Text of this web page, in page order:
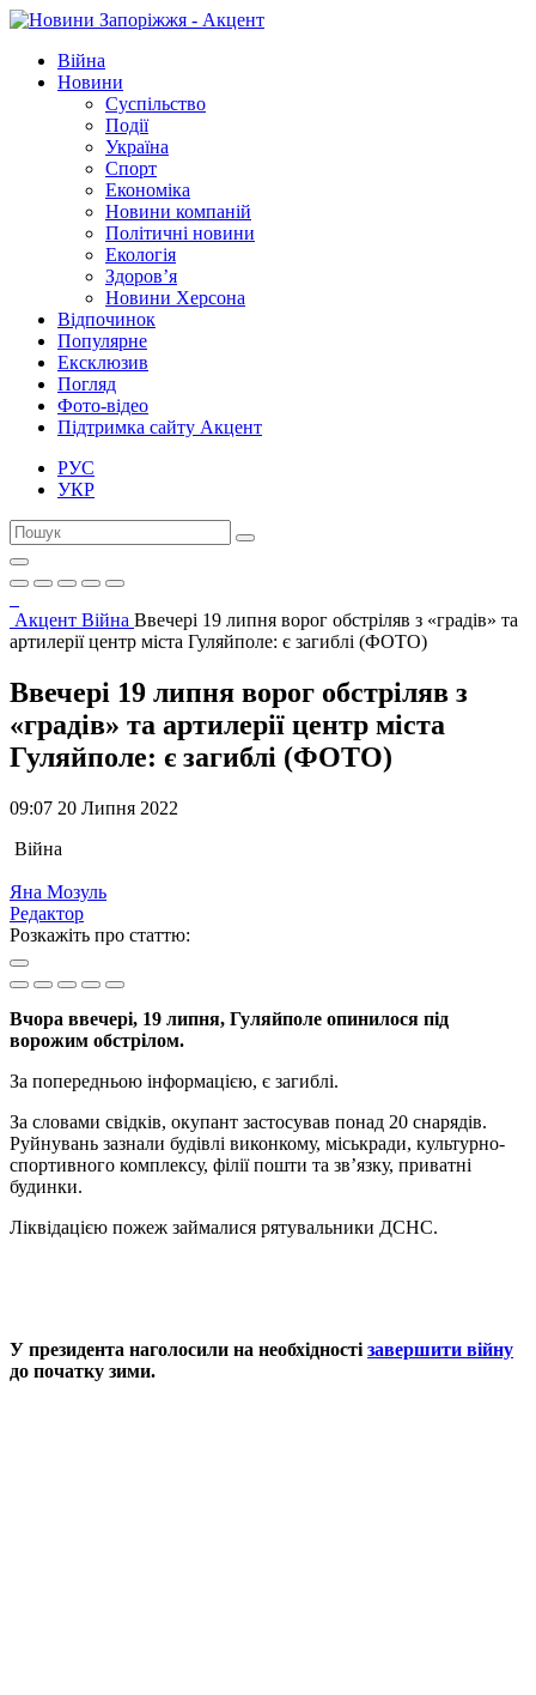
Війна
Новини
Суспільство
Події
Україна
Спорт
Економіка
Новини компаній
Політичні новини
Екологія
Здоров’я
Новини Херсона
Відпочинок
Популярне
Ексклюзив
Погляд
Фото-відео
Підтримка сайту Акцент
РУС
УКР
Акцент Війна Ввечері 19 липня ворог обстріляв з «градів» та
артилерії центр міста Гуляйполе: є загиблі (ФОТО)
Ввечері 19 липня ворог обстріляв з
«градів» та артилерії центр міста
Гуляйполе: є загиблі (ФОТО)
09:07 20 Липня 2022
Війна
Яна Мозуль
Редактор
Розкажіть про статтю:
Вчора ввечері, 19 липня, Гуляйполе опинилося під
ворожим обстрілом.
За попередньою інформацією, є загиблі.
За словами свідків, окупант застосував понад 20 снарядів.
Руйнувань зазнали будівлі виконкому, міськради, культурно-
спортивного комплексу, філії пошти та зв’язку, приватні
будинки.
Ліквідацією пожеж займалися рятувальники ДСНС.
У президента наголосили на необхідності завершити війну
до початку зими.